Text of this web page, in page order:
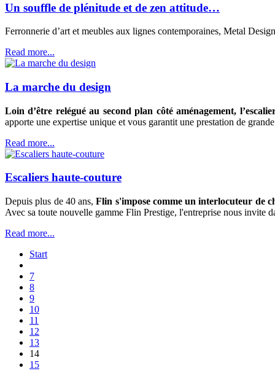
Un souffle de plénitude et de zen attitude…
Ferronnerie d’art et meubles aux lignes contemporaines, Metal
Read more...
La marche du design
Loin d’être relégué au second plan côté aménagement,
apporte une expertise unique et vous garantit une prestation de
Read more...
Escaliers haute-couture
Depuis plus de 40 ans,Flin s'impose comme un interlocuteur de
Avec sa toute nouvelle gamme Flin Prestige, l'entreprise nous invite
Read more...
Start
7
8
9
10
11
12
13
14
15